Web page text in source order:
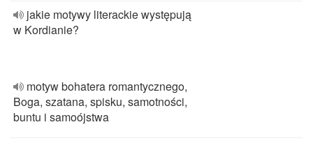
jakie motywy literackie występują
w Kordianie?
motyw bohatera romantycznego,
Boga, szatana, spisku, samotności,
buntu i samoójstwa